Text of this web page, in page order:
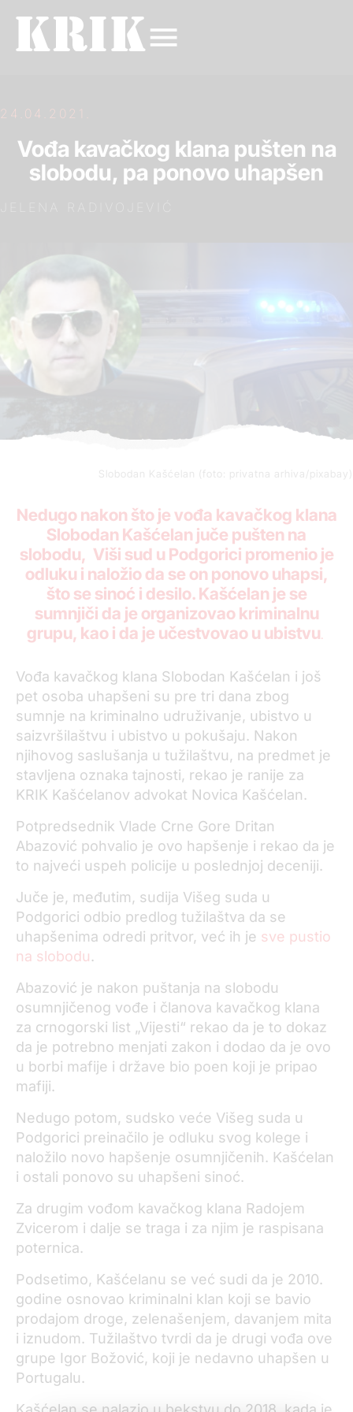
24.04.2021.
Vođa kavačkog klana pušten na
slobodu, pa ponovo uhapšen
Slobodan Kašćelan (foto: privatna arhiva/pixabay)
Nedugo nakon što je vođa kavačkog klana
Slobodan Kašćelan juče pušten na
slobodu, Viši sud u Podgorici promenio je
odluku i naložio da se on ponovo uhapsi,
što se sinoć i desilo. Kašćelan je se
sumnjiči da je organizovao kriminalnu
grupu, kao i da je učestvovao u ubistvu.
Vođa kavačkog klana Slobodan Kašćelan i još
pet osoba uhapšeni su pre tri dana zbog
sumnje na kriminalno udruživanje, ubistvo u
saizvršilaštvu i ubistvo u pokušaju. Nakon
njihovog saslušanja u tužilaštvu, na predmet je
stavljena oznaka tajnosti, rekao je ranije za
KRIK Kašćelanov advokat Novica Kašćelan.
Potpredsednik Vlade Crne Gore Dritan
Abazović pohvalio je ovo hapšenje i rekao da je
to najveći uspeh policije u poslednjoj deceniji.
Juče je, međutim, sudija Višeg suda u
Podgorici odbio predlog tužilaštva da se
uhapšenima odredi pritvor, već ih je sve pustio
na slobodu.
Abazović je nakon puštanja na slobodu
osumnjičenog vođe i članova kavačkog klana
za crnogorski list „Vijesti“ rekao da je to dokaz
da je potrebno menjati zakon i dodao da je ovo
u borbi mafije i države bio poen koji je pripao
mafiji.
Nedugo potom, sudsko veće Višeg suda u
Podgorici preinačilo je odluku svog kolege i
naložilo novo hapšenje osumnjičenih. Kašćelan
i ostali ponovo su uhapšeni sinoć.
Za drugim vođom kavačkog klana Radojem
Zvicerom i dalje se traga i za njim je raspisana
poternica.
Podsetimo, Kašćelanu se već sudi da je 2010.
godine osnovao kriminalni klan koji se bavio
prodajom droge, zelenašenjem, davanjem mita
i iznudom. Tužilaštvo tvrdi da je drugi vođa ove
grupe Igor Božović, koji je nedavno uhapšen u
Portugalu.